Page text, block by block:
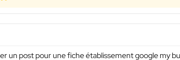
un post pour une fiche établissement google my